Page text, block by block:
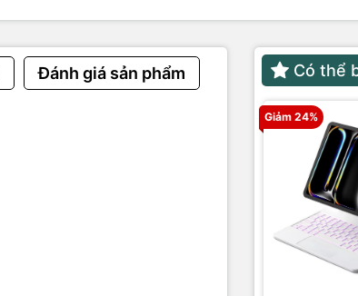
Đánh giá sản phẩm Có thể
Giảm 24%